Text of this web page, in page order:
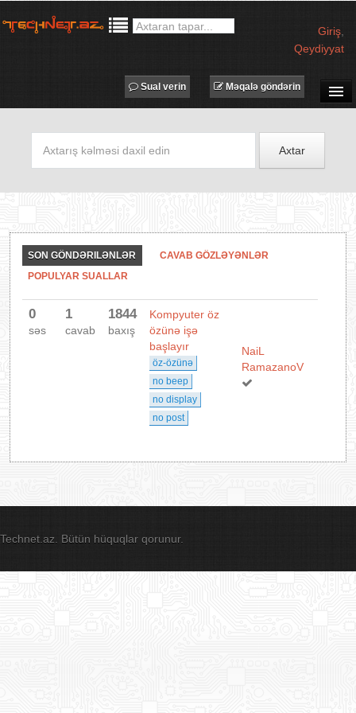
Giriş
Qeydiyyat
MƏQALƏLƏR
İŞ ELANLARI
IT LÜĞƏT
Məqalə göndərin
Sual verin
Axtar
SON GÖNDƏRILƏNLƏR
CAVAB GÖZLƏYƏNLƏR
POPULYAR SUALLAR
0
səs
1
cavab
1844
baxış
Kompyuter öz
özünə işə
başlayır
öz-özünə
no beep
no display
no post
NaiL
RamazanoV
Technet.az. Bütün hüquqlar qorunur.